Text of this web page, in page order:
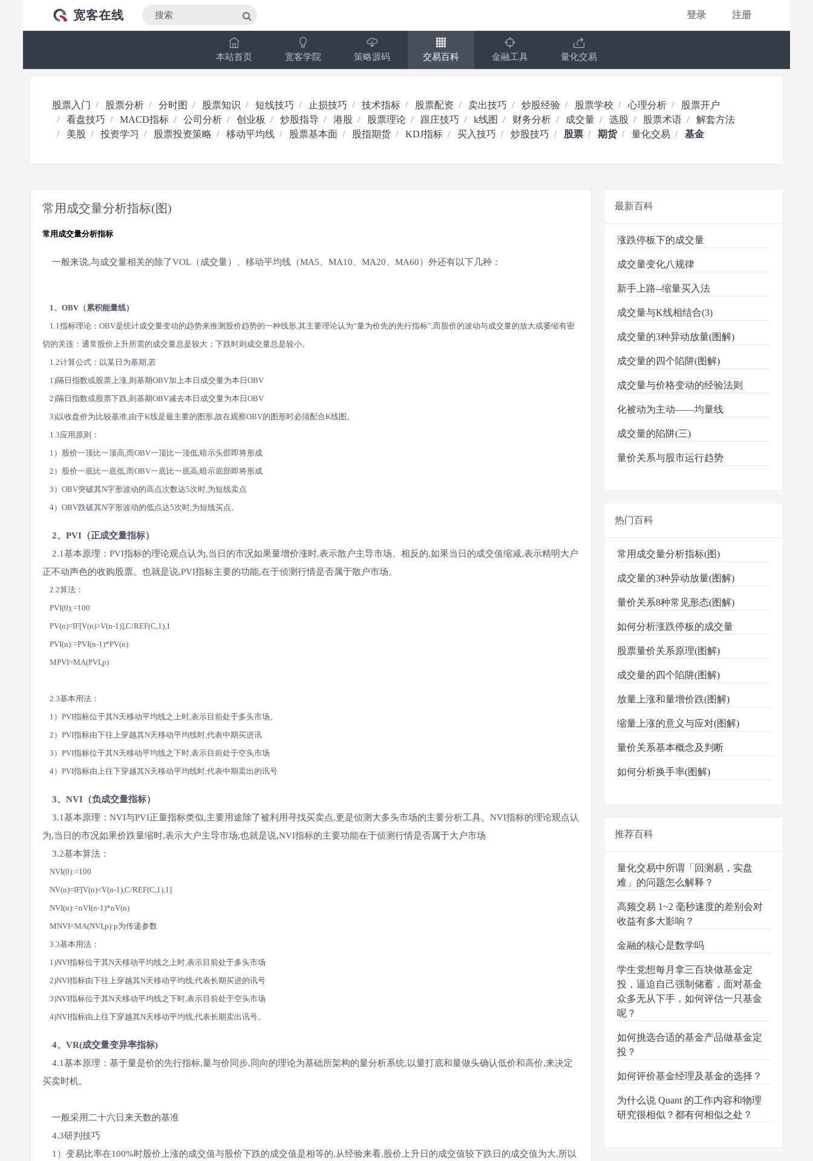
宽客在线 登录 注册
本站首页 宽客学院 策略源码 交易百科 金融工具 量化交易
股票入门 股票分析 分时图 股票知识 短线技巧 止损技巧 技术指标 股票配资 卖出技巧 炒股经验 股票学校 心理分析
股票开户
看盘技巧
MACD指标 公司分析 创业板 炒股指导 港股 股票理论 跟庄技巧 k线图 财务分析 成交量 选股 股票术语
解套方法
美股
投资学习 股票投资策略 移动平均线 股票基本面 股指期货 KDJ指标 买入技巧 炒股技巧 股票 期货 量化交易 基金
常用成交量分析指标(图)
常用成交量分析指标
一般来说,与成交量相关的除了VOL（成交量）、移动平均线（MA5、MA10、MA20、MA60）外还有以下几种：
1、OBV（累积能量线）
1.1指标理论：OBV是统计成交量变动的趋势来推测股价趋势的一种线形,其主要理论认为“量为价先的先行指标”,而股价的波动与成交量的放大或萎缩有密
切的关连：通常股价上升所需的成交量总是较大；下跌时则成交量总是较小。
1.2计算公式：以某日为基期,若
1)隔日指数或股票上涨,则基期OBV加上本日成交量为本日OBV
2)隔日指数或股票下跌,则基期OBV减去本日成交量为本日OBV
3)以收盘价为比较基准,由于K线是最主要的图形,故在观察OBV的图形时必须配合K线图。
1.3应用原则：
1）股价一顶比一顶高,而OBV一顶比一顶低,暗示头部即将形成
2）股价一底比一底低,而OBV一底比一底高,暗示底部即将形成
3）OBV突破其N字形波动的高点次数达5次时,为短线卖点
4）OBV跌破其N字形波动的低点达5次时,为短线买点。
2、PVI（正成交量指标）
2.1基本原理：PVI指标的理论观点认为,当日的市况如果量增价涨时,表示散户主导市场。相反的,如果当日的成交值缩减,表示精明大户
正不动声色的收购股票。也就是说,PVI指标主要的功能,在于侦测行情是否属于散户市场。
2.2算法：
PVI(0):=100
PV(n)=IF[V(n)>V(n-1)],C/REF(C,1),1
PVI(n):=PVI(n-1)*PV(n)
MPVI=MA(PVI,p)
2.3基本用法：
1）PVI指标位于其N天移动平均线之上时,表示目前处于多头市场。
2）PVI指标由下往上穿越其N天移动平均线时,代表中期买进讯
3）PVI指标位于其N天移动平均线之下时,表示目前处于空头市场
4）PVI指标由上往下穿越其N天移动平均线时,代表中期卖出的讯号
3、NVI（负成交量指标）
3.1基本原理：NVI与PVI正量指标类似,主要用途除了被利用寻找买卖点,更是侦测大多头市场的主要分析工具。NVI指标的理论观点认
为,当日的市况如果价跌量缩时,表示大户主导市场,也就是说,NVI指标的主要功能在于侦测行情是否属于大户市场
3.2基本算法：
NVI(0):=100
NV(n)=IF[V(n)<V(n-1),C/REF(C,1),1]
NVI(n):=nVI(n-1)*nV(n)
MNVI=MA(NVI,p):p为传递参数
3.3基本用法：
1)NVI指标位于其N天移动平均线之上时,表示目前处于多头市场
2)NVI指标由下往上穿越其N天移动平均线,代表长期买进的讯号
3)NVI指标位于其N天移动平均线之下时,表示目前处于空头市场
4)NVI指标由上往下穿越其N天移动平均线,代表长期卖出讯号。
4、VR(成交量变异率指标)
4.1基本原理：基于量是价的先行指标,量与价同步,同向的理论为基础所架构的量分析系统,以量打底和量做头确认低价和高价,来决定
买卖时机。
一般采用二十六日来天数的基准
4.3研判技巧
1）变易比率在100%时股价上涨的成交值与股价下跌的成交值是相等的,从经验来看,股价上升日的成交值较下跌日的成交值为大,所以
最新百科
涨跌停板下的成交量
成交量变化八规律
新手上路--缩量买入法
成交量与K线相结合(3)
成交量的3种异动放量(图解)
成交量的四个陷阱(图解)
成交量与价格变动的经验法则
化被动为主动——均量线
成交量的陷阱(三)
量价关系与股市运行趋势
热门百科
常用成交量分析指标(图)
成交量的3种异动放量(图解)
量价关系8种常见形态(图解)
如何分析涨跌停板的成交量
股票量价关系原理(图解)
成交量的四个陷阱(图解)
放量上涨和量增价跌(图解)
缩量上涨的意义与应对(图解)
量价关系基本概念及判断
如何分析换手率(图解)
推荐百科
量化交易中所谓「回测易，实盘
难」的问题怎么解释？
高频交易 1~2 毫秒速度的差别会对
收益有多大影响？
金融的核心是数学吗
学生党想每月拿三百块做基金定
投，逼迫自己强制储蓄，面对基金
众多无从下手，如何评估一只基金
呢？
如何挑选合适的基金产品做基金定
投？
如何评价基金经理及基金的选择？
为什么说 Quant 的工作内容和物理
研究很相似？都有何相似之处？